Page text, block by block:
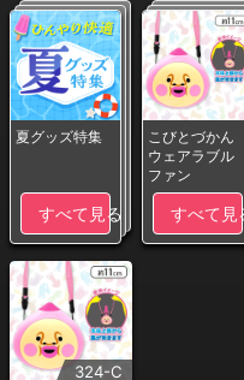
夏グッズ特集
すべて見る
こびとづかん
ウェアラブル
ファン
すべて見
324-C